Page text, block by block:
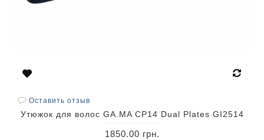
Оставить отзыв
Утюжок для волос GA.MA CP14 Dual Plates GI2514
1850.00 грн.